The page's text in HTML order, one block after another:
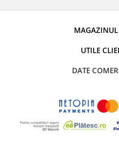
UTILE
DATE